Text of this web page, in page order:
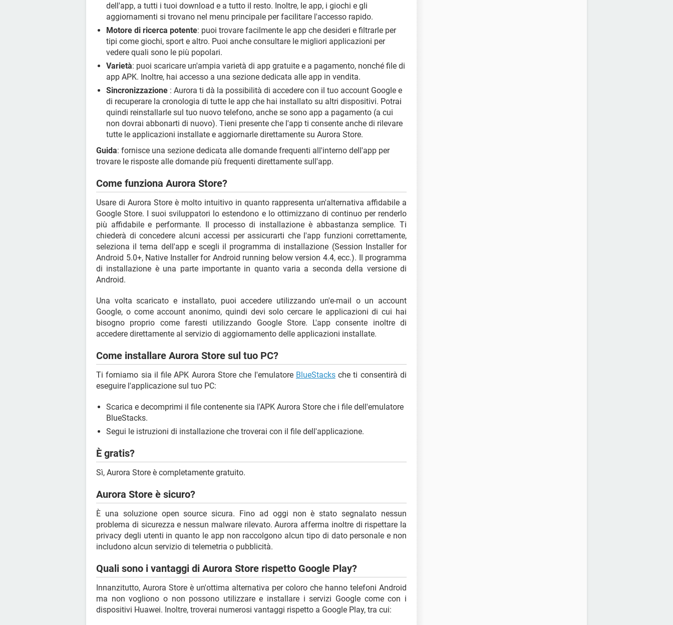
dell'app, a tutti i tuoi download e a tutto il resto. Inoltre, le app, i giochi e gli
aggiornamenti si trovano nel menu principale per facilitare l'accesso rapido.
Motore di ricerca potente: puoi trovare facilmente le app che desideri e filtrarle per
tipi come giochi, sport e altro. Puoi anche consultare le migliori applicazioni per
vedere quali sono le più popolari.
Varietà: puoi scaricare un'ampia varietà di app gratuite e a pagamento, nonché file di
app APK. Inoltre, hai accesso a una sezione dedicata alle app in vendita.
Sincronizzazione : Aurora ti dà la possibilità di accedere con il tuo account Google e
di recuperare la cronologia di tutte le app che hai installato su altri dispositivi. Potrai
quindi reinstallarle sul tuo nuovo telefono, anche se sono app a pagamento (a cui
non dovrai abbonarti di nuovo). Tieni presente che l'app ti consente anche di rilevare
tutte le applicazioni installate e aggiornarle direttamente su Aurora Store.
Guida: fornisce una sezione dedicata alle domande frequenti all'interno dell'app per
trovare le risposte alle domande più frequenti direttamente sull'app.
Come funziona Aurora Store?
Usare di Aurora Store è molto intuitivo in quanto rappresenta un'alternativa affidabile a
Google Store. I suoi sviluppatori lo estendono e lo ottimizzano di continuo per renderlo
più affidabile e performante. Il processo di installazione è abbastanza semplice. Ti
chiederà di concedere alcuni accessi per assicurarti che l'app funzioni correttamente,
seleziona il tema dell'app e scegli il programma di installazione (Session Installer for
Android 5.0+, Native Installer for Android running below version 4.4, ecc.). Il programma
di installazione è una parte importante in quanto varia a seconda della versione di
Android.
Una volta scaricato e installato, puoi accedere utilizzando un'e-mail o un account
Google, o come account anonimo, quindi devi solo cercare le applicazioni di cui hai
bisogno proprio come faresti utilizzando Google Store. L'app consente inoltre di
accedere direttamente al servizio di aggiornamento delle applicazioni installate.
Come installare Aurora Store sul tuo PC?
Ti forniamo sia il file APK Aurora Store che l'emulatore BlueStacksche ti consentirà di
eseguire l'applicazione sul tuo PC:
Scarica e decomprimi il file contenente sia l'APK Aurora Store che i file dell'emulatore
BlueStacks.
Segui le istruzioni di installazione che troverai con il file dell'applicazione.
È gratis?
Sì, Aurora Store è completamente gratuito.
Aurora Store è sicuro?
È una soluzione open source sicura. Fino ad oggi non è stato segnalato nessun
problema di sicurezza e nessun malware rilevato. Aurora afferma inoltre di rispettare la
privacy degli utenti in quanto le app non raccolgono alcun tipo di dato personale e non
includono alcun servizio di telemetria o pubblicità.
Quali sono i vantaggi di Aurora Store rispetto Google Play?
Innanzitutto, Aurora Store è un'ottima alternativa per coloro che hanno telefoni Android
ma non vogliono o non possono utilizzare e installare i servizi Google come con i
dispositivi Huawei. Inoltre, troverai numerosi vantaggi rispetto a Google Play, tra cui: